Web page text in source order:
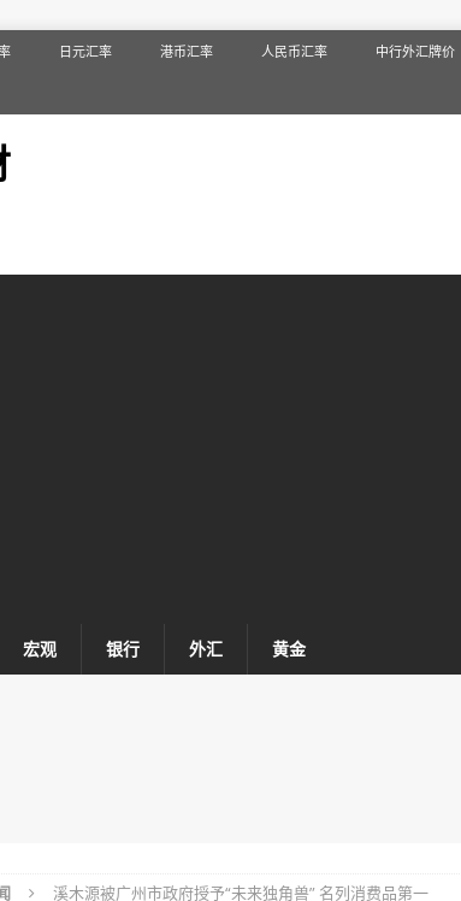
日元汇率 港币汇率 人民币汇率 中行外汇牌价
宏观 银行 外汇 黄金
溪木源被广州市政府授予“未来独角兽” 名列消费品第一